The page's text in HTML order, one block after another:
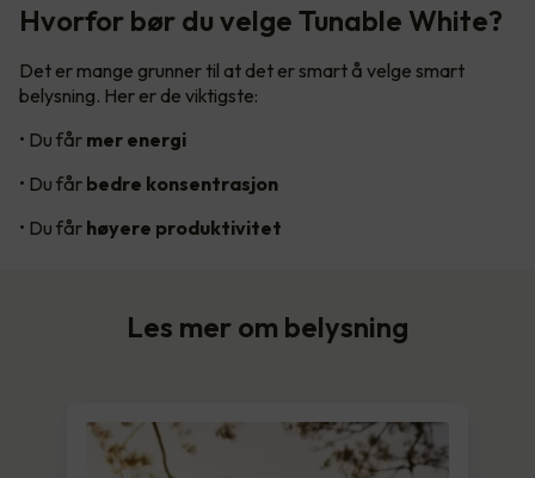
Hvorfor bør du velge Tunable White?
Det er mange grunner til at det er smart å velge smart
belysning. Her er de viktigste:
• Du får mer energi
• Du får bedre konsentrasjon
• Du får høyere produktivitet
Les mer om belysning